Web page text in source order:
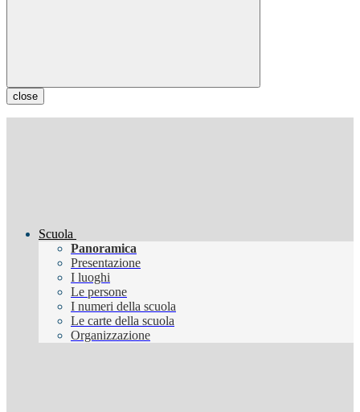
close
Scuola
Panoramica
Presentazione
I luoghi
Le persone
I numeri della scuola
Le carte della scuola
Organizzazione